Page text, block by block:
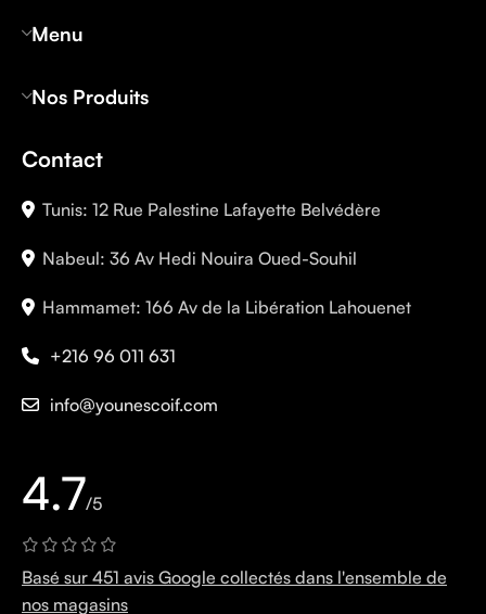
Menu
Nos Produits
Contact
Tunis: 12 Rue Palestine Lafayette Belvédère
Nabeul: 36 Av Hedi Nouira Oued-Souhil
Hammamet: 166 Av de la Libération Lahouenet
+216 96 011 631
info@younescoif.com
4.7/5
Basé sur 451 avis Google collectés dans l'ensemble de
nos magasins